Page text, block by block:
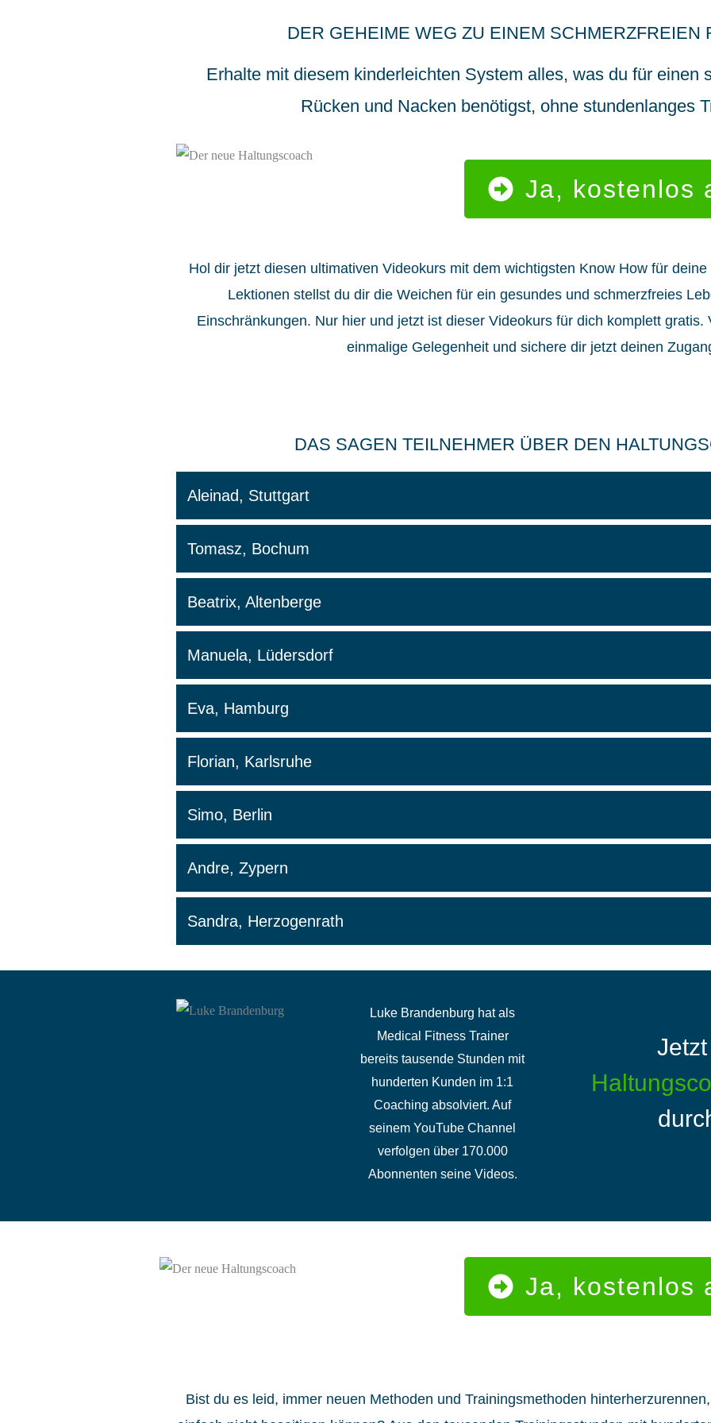
DER GEHEIME WEG ZU EINEM SCHMERZFREIEN
Erhalte mit diesem kinderleichten System alles, was du für einen
Rücken und Nacken benötigst, ohne stundenlanges
Ja, kostenlos
Hol dir jetzt diesen ultimativen Videokurs mit dem wichtigsten Know How für
Lektionen stellst du dir die Weichen für ein gesundes und schmerzfreies
Einschränkungen. Nur hier und jetzt ist dieser Videokurs für dich komplett gratis.
einmalige Gelegenheit und sichere dir jetzt deinen
DAS SAGEN TEILNEHMER ÜBER DEN
Aleinad, Stuttgart
Tomasz, Bochum
Beatrix, Altenberge
Manuela, Lüdersdorf
Eva, Hamburg
Florian, Karlsruhe
Simo, Berlin
Andre, Zypern
Sandra, Herzogenrath
Luke Brandenburg hat als
Medical Fitness Trainer
bereits tausende Stunden mit
hunderten Kunden im 1:1
Coaching absolviert. Auf
seinem YouTube Channel
verfolgen über 170.000
Abonnenten seine Videos.
Ja, kostenlos
Bist du es leid, immer neuen Methoden und Trainingsmethoden